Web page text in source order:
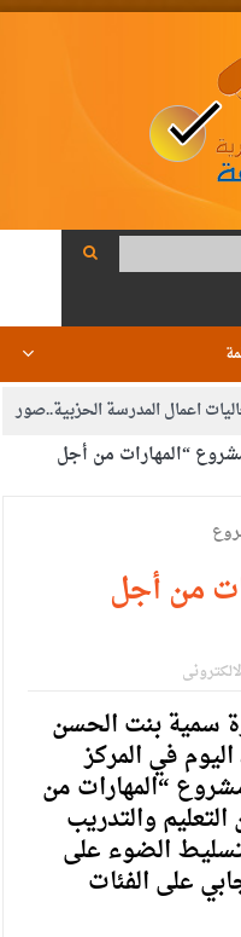
اعمال المدرسة الحزبية..صور
في الحقوق والقانون
اليومية ويؤكد حرص مجلس
مع الإعلام
إلى مراجعة منصة خدمة
يلتقي مجموعة من رفاق السلاح
“المهارات من أجل
من أجل
سمية بنت الحسن
في المركز
“المهارات من
والتدريب
الضوء على
على الفئات